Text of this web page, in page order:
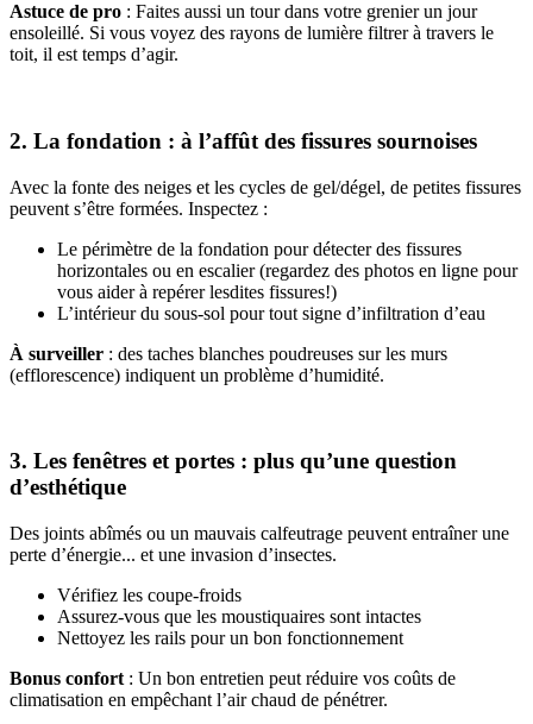
Astuce de pro : Faites aussi un tour dans votre grenier un jour
ensoleillé. Si vous voyez des rayons de lumière filtrer à travers le
toit, il est temps d’agir.
2. La fondation : à l’affût des fissures sournoises
Avec la fonte des neiges et les cycles de gel/dégel, de petites fissures
peuvent s’être formées. Inspectez :
Le périmètre de la fondation pour détecter des fissures
horizontales ou en escalier (regardez des photos en ligne pour
vous aider à repérer lesdites fissures!)
L’intérieur du sous-sol pour tout signe d’infiltration d’eau
À surveiller : des taches blanches poudreuses sur les murs
(efflorescence) indiquent un problème d’humidité.
3. Les fenêtres et portes : plus qu’une question
d’esthétique
Des joints abîmés ou un mauvais calfeutrage peuvent entraîner une
perte d’énergie... et une invasion d’insectes.
Vérifiez les coupe-froids
Assurez-vous que les moustiquaires sont intactes
Nettoyez les rails pour un bon fonctionnement
Bonus confort : Un bon entretien peut réduire vos coûts de
climatisation en empêchant l’air chaud de pénétrer.